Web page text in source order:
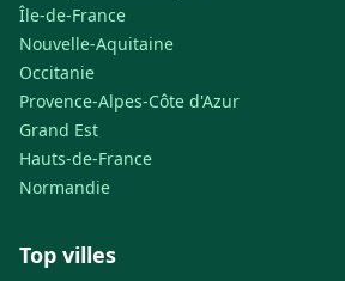
Île-de-France
Nouvelle-Aquitaine
Occitanie
Provence-Alpes-Côte d'Azur
Grand Est
Hauts-de-France
Normandie
Top villes